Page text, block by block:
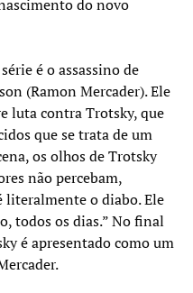
do novo
é o assassino de
(Ramon Mercader). Ele
luta contra Trotsky, que
que se trata de um
os olhos de Trotsky
não percebam,
literalmente o diabo. Ele
todos os dias.” No final
é apresentado como um